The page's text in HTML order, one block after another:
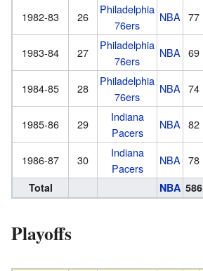
1982-83 26
Philadelphia
76ers
NBA 77
1983-84 27
Philadelphia
76ers
NBA 69
1984-85 28
Philadelphia
76ers
NBA 74
1985-86 29
Indiana
Pacers
NBA 82
1986-87 30
Indiana
Pacers
NBA 78
Total NBA 586
Playoffs